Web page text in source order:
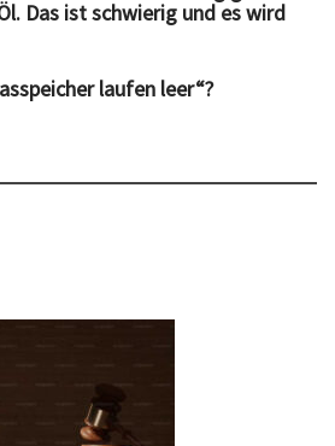
Das ist schwierig und es wird
laufen leer“?